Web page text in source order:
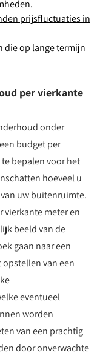
prijsfluctuaties in
die op lange termijn
per vierkante
onder
budget per
bepalen voor het
hoeveel u
uw buitenruimte.
vierkante meter en
beeld van de
gaan naar een
van een
eventueel
worden
van een prachtig
door onverwachte